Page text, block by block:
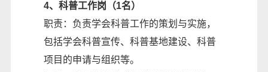
4、科普工作岗（1名）
职责：负责学会科普工作的策划与实施，
包括学会科普宣传、科普基地建设、科普
项目的申请与组织等。